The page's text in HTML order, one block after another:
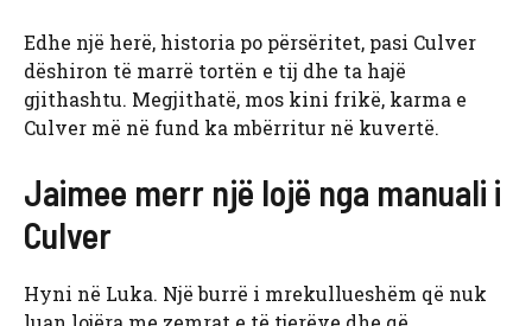
Edhe një herë, historia po përsëritet, pasi Culver
dëshiron të marrë tortën e tij dhe ta hajë
gjithashtu. Megjithatë, mos kini frikë, karma e
Culver më në fund ka mbërritur në kuvertë.
Jaimee merr një lojë nga manuali i
Culver
Hyni në Luka. Një burrë i mrekullueshëm që nuk